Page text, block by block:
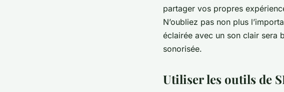
partager vos propres
N’oubliez pas non plus
éclairée avec un son clair sera
sonorisée.
Utiliser les outils de